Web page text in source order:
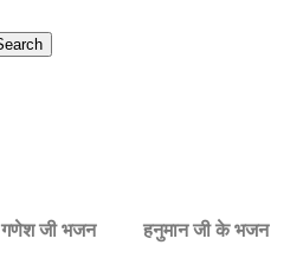
गणेश जी भजन हनुमान जी के भजन